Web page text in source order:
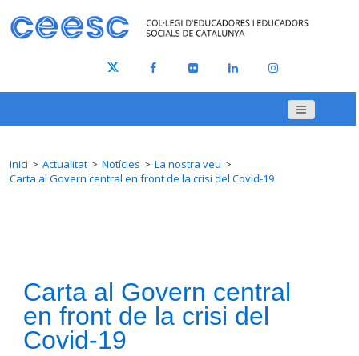
Inici Actualitat Notícies
La nostra veu
Carta al Govern central en front de la crisi del Covid-19
Carta al Govern central
en front de la crisi del
Covid-19